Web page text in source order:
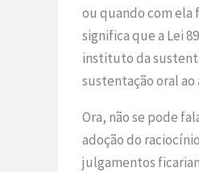
ou quando com ela
significa que a Lei
instituto da
sustentação oral ao
Ora, não se pode
adoção do
julgamentos